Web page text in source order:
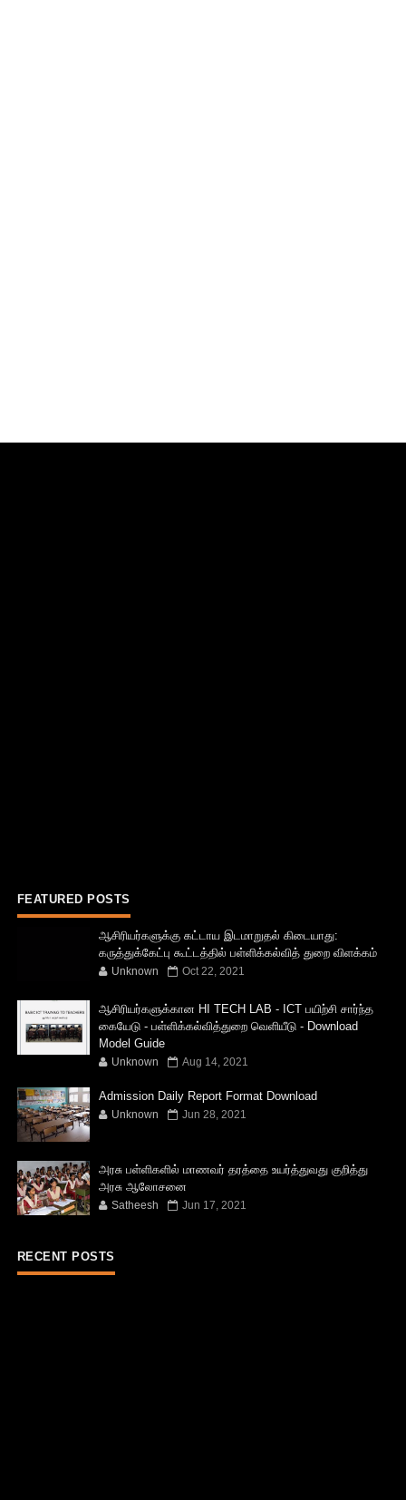
FEATURED POSTS
ஆசிரியர்களுக்கு கட்டாய இடமாறுதல் கிடையாது:
கருத்துக்கேட்பு கூட்டத்தில் பள்ளிக்கல்வித் துறை விளக்கம்
Unknown Oct 22, 2021
ஆசிரியர்களுக்கான HI TECH LAB - ICT பயிற்சி சார்ந்த
கையேடு - பள்ளிக்கல்வித்துறை வெளியீடு - Download
Model Guide
Unknown Aug 14, 2021
Admission Daily Report Format Download
Unknown Jun 28, 2021
அரசு பள்ளிகளில் மாணவர் தரத்தை உயர்த்துவது குறித்து
அரசு ஆலோசனை
Satheesh Jun 17, 2021
RECENT POSTS